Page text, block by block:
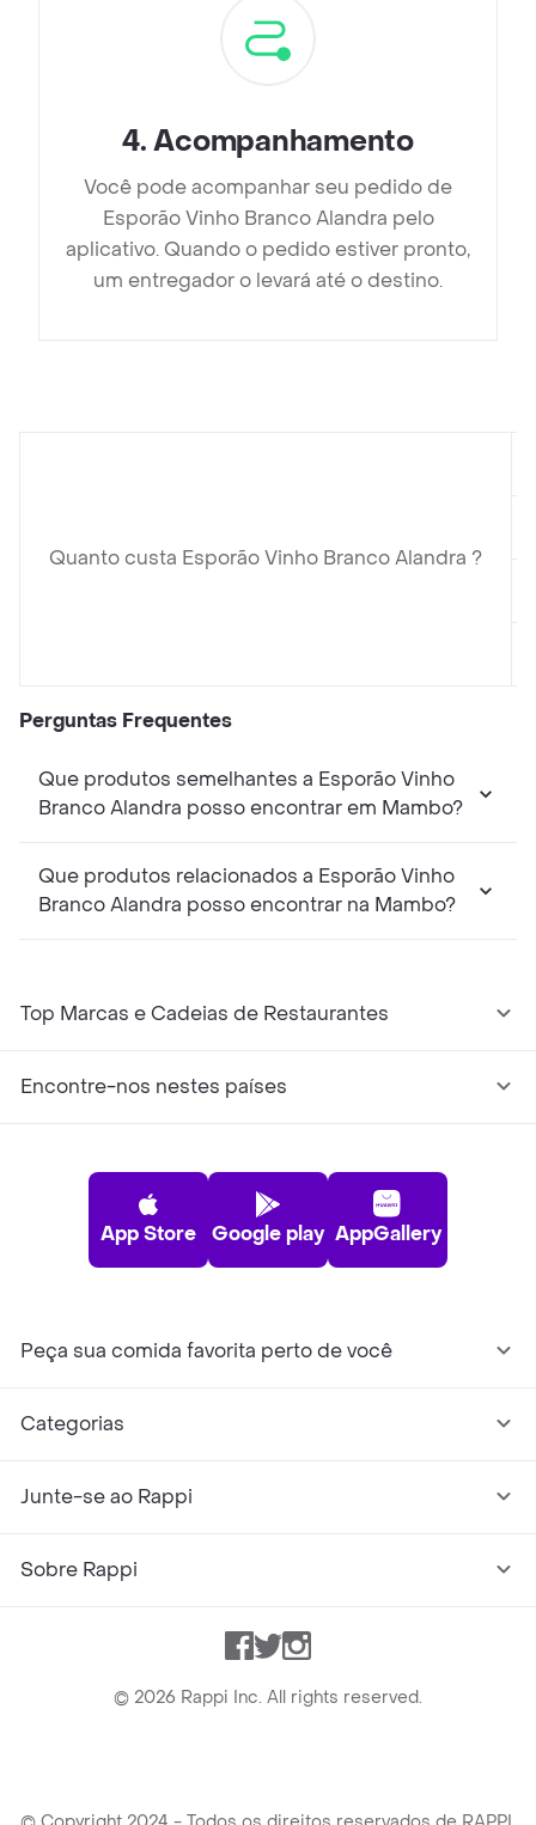
4.Acompanhamento
Você pode acompanhar seu pedido de
Esporão Vinho Branco Alandra pelo
aplicativo. Quando o pedido estiver pronto,
um entregador o levará até o destino.
Quanto custa Esporão Vinho Branco Alandra ?
Perguntas Frequentes
Que produtos semelhantes a Esporão Vinho
Branco Alandra posso encontrar em Mambo?
Que produtos relacionados a Esporão Vinho
Branco Alandra posso encontrar na Mambo?
Top Marcas e Cadeias de Restaurantes
Encontre-nos nestes países
App Store Google play AppGallery
Peça sua comida favorita perto de você
Categorias
Junte-se ao Rappi
Sobre Rappi
Facebook
TwitterInstagram
© 2026 Rappi Inc. All rights reserved.